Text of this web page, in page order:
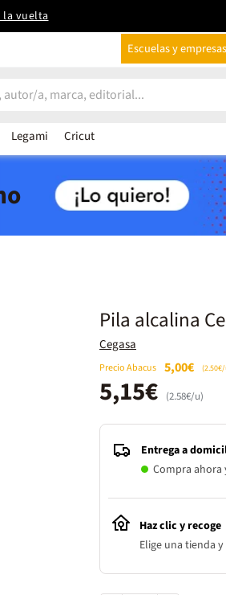
la vuelta
Escuelas y empresas
Legami Cricut
Pila alcalina
Cegasa
Precio Abacus 5,00€
5,15€ (2.58€/u)
Entrega a
Compra ahora
Haz clic y recoge
Elige una tienda